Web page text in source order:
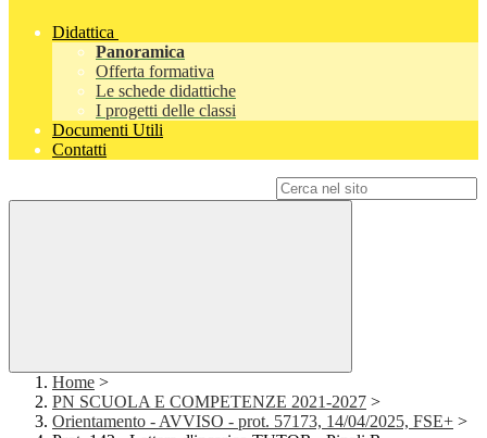
Didattica
Panoramica
Offerta formativa
Le schede didattiche
I progetti delle classi
Documenti Utili
Contatti
Home >
PN SCUOLA E COMPETENZE 2021-2027 >
Orientamento - AVVISO - prot. 57173, 14/04/2025, FSE+ >